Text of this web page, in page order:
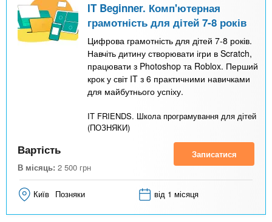
IT Beginner. Комп'ютерная
грамотність для дітей 7-8 років
Цифрова грамотність для дітей 7-8 років.
Навчіть дитину створювати ігри в Scratch,
працювати з Photoshop та Roblox. Перший
крок у світ IT з 6 практичними навичками
для майбутнього успіху.
IT FRIENDS. Школа програмування для дітей
(ПОЗНЯКИ)
Вартість
В місяць: 2 500 грн
Записатися
Київ Позняки від 1 місяця